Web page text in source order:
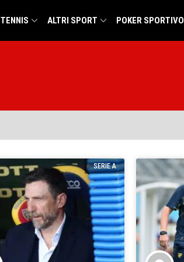
TENNIS ALTRI SPORT POKER SPORTIVO
SERIE A